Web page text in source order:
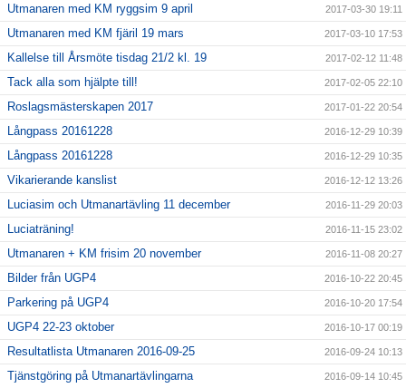
Utmanaren med KM ryggsim 9 april 2017-03-30 19:11
Utmanaren med KM fjäril 19 mars 2017-03-10 17:53
Kallelse till Årsmöte tisdag 21/2 kl. 19 2017-02-12 11:48
Tack alla som hjälpte till! 2017-02-05 22:10
Roslagsmästerskapen 2017 2017-01-22 20:54
Långpass 20161228 2016-12-29 10:39
Långpass 20161228 2016-12-29 10:35
Vikarierande kanslist 2016-12-12 13:26
Luciasim och Utmanartävling 11 december 2016-11-29 20:03
Luciaträning! 2016-11-15 23:02
Utmanaren + KM frisim 20 november 2016-11-08 20:27
Bilder från UGP4 2016-10-22 20:45
Parkering på UGP4 2016-10-20 17:54
UGP4 22-23 oktober 2016-10-17 00:19
Resultatlista Utmanaren 2016-09-25 2016-09-24 10:13
Tjänstgöring på Utmanartävlingarna 2016-09-14 10:45